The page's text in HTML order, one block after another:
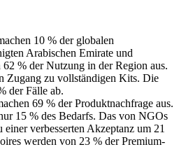
10 % der globalen
Arabischen Emirate und
62 % der Nutzung in der Region aus.
Zugang zu vollständigen Kits. Die
der Fälle ab.
69 % der Produktnachfrage aus.
15 % des Bedarfs. Das von NGOs
verbesserten Akzeptanz um 21
werden von 23 % der Premium-